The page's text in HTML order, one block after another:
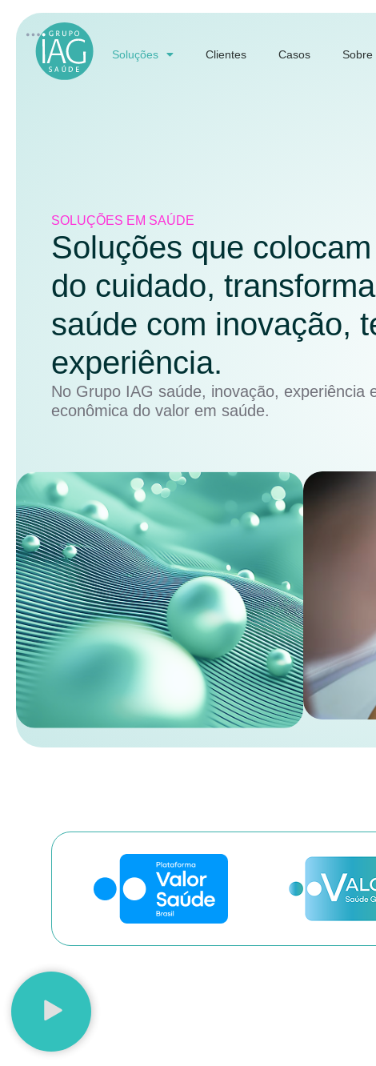
Soluções Clientes Casos Sobre
SOLUÇÕES EM SAÚDE
Soluções que
do cuidado,
saúde com inovação,
experiência.
No Grupo IAG saúde, inovação, experiência
econômica do valor em saúde.